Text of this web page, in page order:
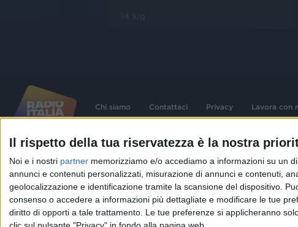
Il rispetto della tua riservatezza è la nostra
Noi e i nostri partner memorizziamo e/o accediamo a informazioni su un
annunci e contenuti personalizzati, misurazione di annunci e contenuti,
geolocalizzazione e identificazione tramite la scansione del dispositivo.
consenso o accedere a informazioni più dettagliate e modificare le tue
diritto di opporti a tale trattamento. Le tue preferenze si applicheranno
Chi siamo Contattaci Privacy Lavora con
contenute nel sito sono stati assolti gli obblighi derivanti dalla normativa dei diritti
Capitale Sociale € 580.000,00 interamente versato. Iscr. Reg. Imprese Milano - C.F. e
06832230152. Iscritta al R.E.A. di Milano al n° 1125258. Testata giornalistica Registrata
1987.